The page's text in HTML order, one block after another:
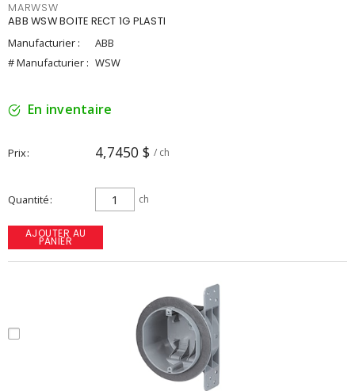
MARWSW
ABB WSW BOITE RECT 1G PLASTI
Manufacturier :
ABB
# Manufacturier : WSW
En inventaire
Prix 4,7450 $ / ch
Quantité ch
AJOUTER AU
PANIER